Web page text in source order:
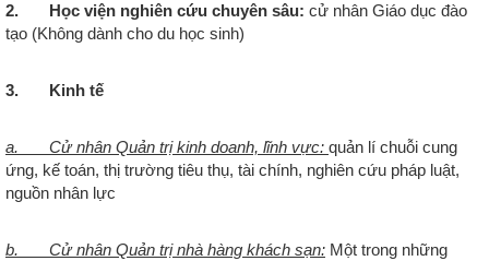
2. Học viện nghiên cứu chuyên sâu: cử nhân Giáo dục đào
tạo (Không dành cho du học sinh)
3. Kinh tế
a. Cử nhân Quản trị kinh doanh, lĩnh vực: quản lí chuỗi cung
ứng, kế toán, thị trường tiêu thụ, tài chính, nghiên cứu pháp luật,
nguồn nhân lực
b. Cử nhân Quản trị nhà hàng khách sạn: Một trong những